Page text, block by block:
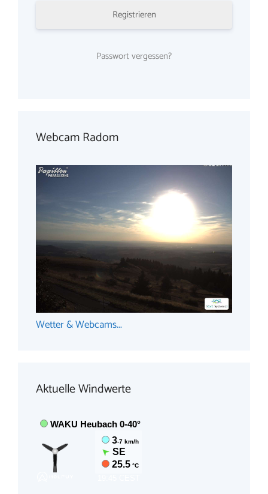
Registrieren
Passwort vergessen?
Webcam Radom
Wetter & Webcams...
Aktuelle Windwerte